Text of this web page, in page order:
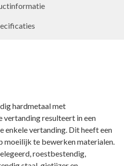
hardmetaal met
vertanding resulteert in een
enkele vertanding. Dit heeft een
te bewerken materialen.
roestbestendig,